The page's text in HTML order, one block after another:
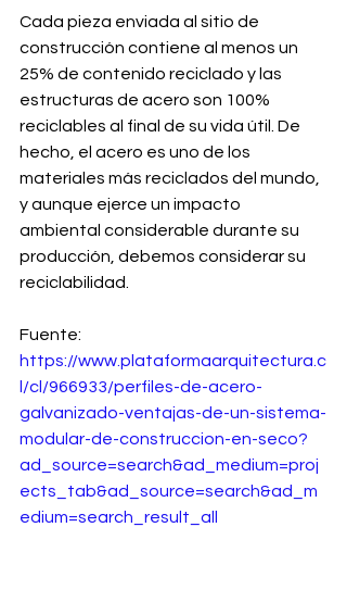
Cada pieza enviada al sitio de
construcción contiene al menos un
25% de contenido reciclado y las
estructuras de acero son 100%
reciclables al final de su vida útil. De
hecho, el acero es uno de los
materiales más reciclados del mundo,
y aunque ejerce un impacto
ambiental considerable durante su
producción, debemos considerar su
reciclabilidad.
Fuente:
https://www.plataformaarquitectura.c
l/cl/966933/perfiles-de-acero-
galvanizado-ventajas-de-un-sistema-
modular-de-construccion-en-seco?
ad_source=search&ad_medium=proj
ects_tab&ad_source=search&ad_m
edium=search_result_all